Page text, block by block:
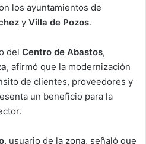
los ayuntamientos de
y Villa de Pozos.
del Centro de Abastos,
, afirmó que la modernización
de clientes, proveedores y
un beneficio para la
, usuario de la zona, señaló que